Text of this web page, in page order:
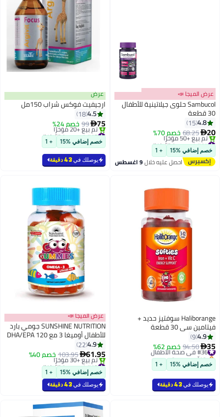
عرض الميجا 📣
Sambucol حلوى جيلاتينية للأطفال
30 قطعة
4.8
15
20
68.25خصم 70%
#14 في صحة الأطفال
أقل سعر في السنة
توصيل مجاني
تم بيع +50 مؤخرًا
خصم إضافي %15 + 1
احصل عليه خلال9 اغسطس
عرض
ارجيفيت فوكس شراب 150مل
4.5
18
75
99 خصم 24%
#17 في صحة الأطفال
أقل سعر في السنة
بتخلّص بسرعة
تم بيع +20 مؤخرًا
#17 في صحة الأطفال
خصم إضافي %15 + 1
يوصلك في43 دقيقة
Haliborange سوفتيز حديد +
فيتامين سي 30 قطعة
4.9
9
35
94.50خصم 62% #36 في صحة الأطفال
بتخلّص بسرعة
تم بيع +10 مؤخرًا
#36 في صحة الأطفال
خصم إضافي %15 + 1
يوصلك في43 دقيقة
عرض الميجا 📣
SUNSHINE NUTRITION جومي بارد
للأطفال أوميغا 3 مع DHA/EPA 120
حبة4.9
22
61.95
103.95خصم 40%
#12 في صحة الأطفال
أقل سعر في 7 يوم
بتخلّص بسرعة
تم بيع +30 مؤخرًا
#12 في صحة الأطفال
خصم إضافي %15 + 1
يوصلك في43 دقيقة